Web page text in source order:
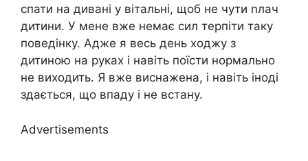
спати на дивані у вітальні, щоб не чути nлач
дитини. У мене вже немає сил терпіти таку
поведінку. Адже я весь день ходжу з
дитиною на руках і навіть поїсти нормально
не виходить. Я вже виснажена, і навіть іноді
здається, що впаду і не встану.
Advertisements